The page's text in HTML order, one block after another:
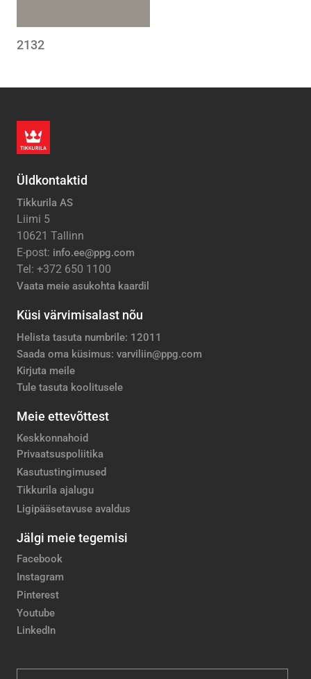
2132
Üldkontaktid
Tikkurila AS
Liimi 5
10621 Tallinn
E-post: info.ee@ppg.com
Tel: +372 650 1100
Vaata meie asukohta kaardil
Küsi värvimisalast nõu
Helista tasuta numbrile: 12011
Saada oma küsimus: varviliin@ppg.com
Kirjuta meile
Tule tasuta koolitusele
Meie ettevõttest
Keskkonnahoid
Privaatsuspoliitika
Kasutustingimused
Tikkurila ajalugu
Ligipääsetavuse avaldus
Jälgi meie tegemisi
Facebook
Instagram
Pinterest
Youtube
LinkedIn